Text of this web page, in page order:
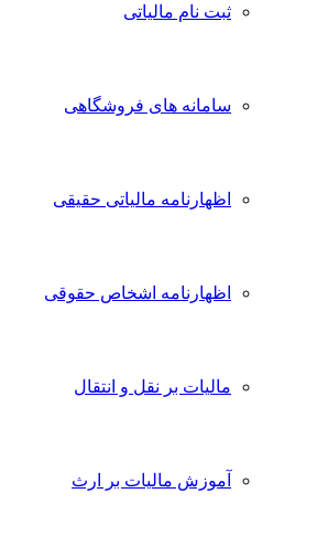
ثبت نام مالیاتی
سامانه های فروشگاهی
اظهارنامه مالیاتی حقیقی
اظهارنامه اشخاص حقوقی
مالیات بر نقل و انتقال
آموزش مالیات بر ارث